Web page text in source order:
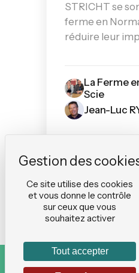
STRICHT se
ferme en
réduire leur
La Ferme
Scie
Jean-Luc
#Agriculture
Ce site utilise des cookies
et vous donne le contrôle
sur ceux que vous
souhaitez activer
Tout accepter